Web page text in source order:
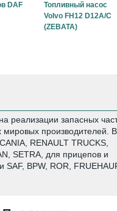
DAF
Топливный насос
Volvo FH12 D12A/C
(ZEBATA)
реализации запасных
мировых производителей.
RENAULT TRUCKS,
SETRA, для прицепов и
BPW, ROR,